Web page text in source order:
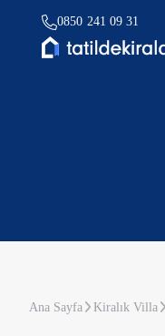
0850 241 09 31
Ana Sayfa Kiralık Villa